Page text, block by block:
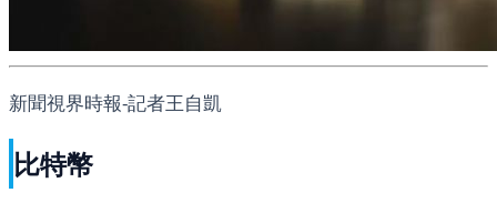
新聞視界時報-記者王自凱
比特幣